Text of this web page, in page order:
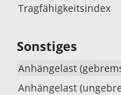
Tragfähigkeitsindex
Sonstiges
Anhängelast
Anhängelast